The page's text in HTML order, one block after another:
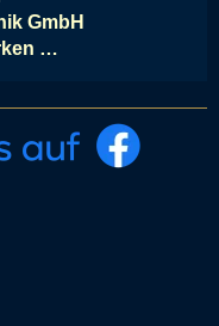
GmbH
…